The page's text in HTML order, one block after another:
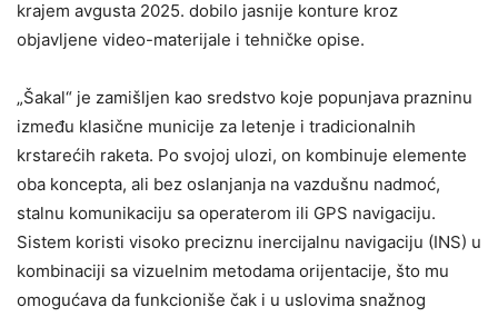
krajem avgusta 2025. dobilo jasnije konture kroz
objavljene video-materijale i tehničke opise.
„Šakal“ je zamišljen kao sredstvo koje popunjava prazninu
između klasične municije za letenje i tradicionalnih
krstarećih raketa. Po svojoj ulozi, on kombinuje elemente
oba koncepta, ali bez oslanjanja na vazdušnu nadmoć,
stalnu komunikaciju sa operaterom ili GPS navigaciju.
Sistem koristi visoko preciznu inercijalnu navigaciju (INS) u
kombinaciji sa vizuelnim metodama orijentacije, što mu
omogućava da funkcioniše čak i u uslovima snažnog